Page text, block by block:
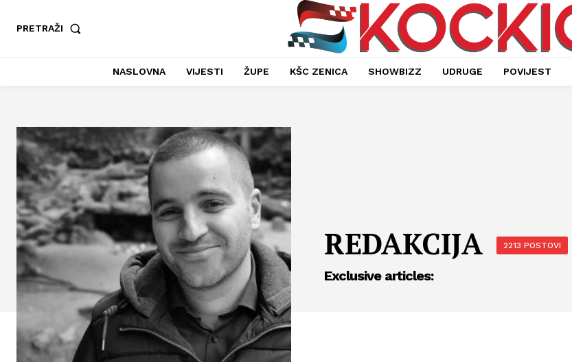
PRETRAŽI
NASLOVNA VIJESTI ŽUPE KŠC ZENICA SHOWBIZZ UDRUGE POVIJEST
REDAKCIJA 2213 POSTOVI
Exclusive articles: